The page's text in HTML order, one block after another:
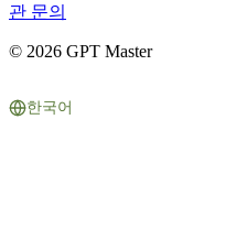
관 문의
© 2026 GPT Master
한국어